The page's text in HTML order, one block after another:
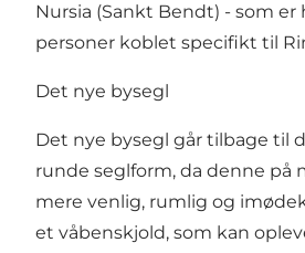
Nursia (Sankt Bendt) - som er
personer koblet specifikt til
Det nye bysegl
Det nye bysegl går tilbage til
runde seglform, da denne på
mere venlig, rumlig og
et våbenskjold, som kan